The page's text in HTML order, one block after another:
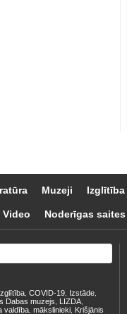
Muzeji Izglītība
Video Noderīgas saites
COVID-19 Izstāde
Dabas muzejs LIZDA
valdība mākslinieki Krišjānis